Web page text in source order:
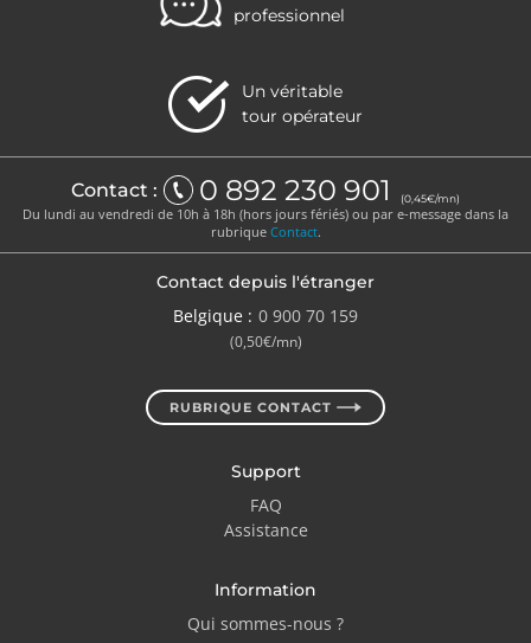
professionnel
Un véritable
tour opérateur
Contact : 0 892 230 901 (0,45€/mn)
Du lundi au vendredi de 10h à 18h (hors jours fériés) ou par e-message dans la
rubrique Contact.
Contact depuis l'étranger
Belgique : 0 900 70 159
(0,50€/mn)
RUBRIQUE CONTACT
Support
FAQ
Assistance
Information
Qui sommes-nous ?